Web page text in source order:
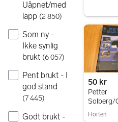
Uåpnet/med
lapp (2 850)
Som ny -
Ikke synlig
brukt (6 057)
Pent brukt - I
god stand
(7 445)
Godt brukt -
50 kr
Petter
Solberg/
Svardal :
Horten